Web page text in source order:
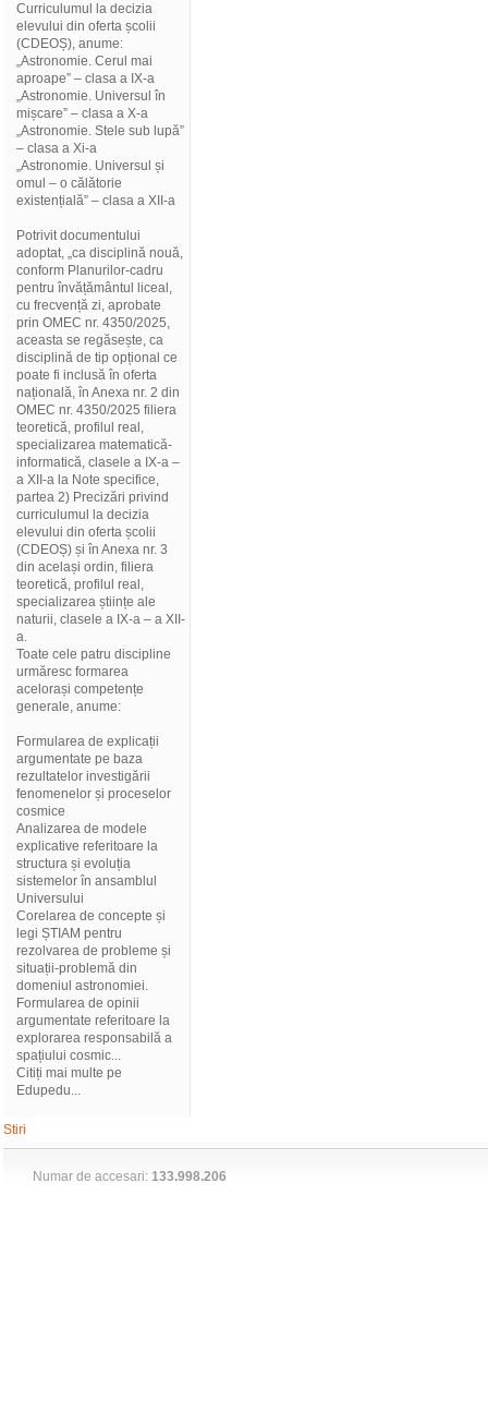
Curriculumul la decizia
elevului din oferta școlii
(CDEOȘ), anume:
„Astronomie. Cerul mai
aproape” – clasa a IX-a
„Astronomie. Universul în
mișcare” – clasa a X-a
„Astronomie. Stele sub lupă”
– clasa a Xi-a
„Astronomie. Universul și
omul – o călătorie
existențială” – clasa a XII-a
Potrivit documentului
adoptat, „ca disciplină nouă,
conform Planurilor-cadru
pentru învățământul liceal,
cu frecvență zi, aprobate
prin OMEC nr. 4350/2025,
aceasta se regăsește, ca
disciplină de tip opțional ce
poate fi inclusă în oferta
națională, în Anexa nr. 2 din
OMEC nr. 4350/2025 filiera
teoretică, profilul real,
specializarea matematică-
informatică, clasele a IX-a –
a XII-a la Note specifice,
partea 2) Precizări privind
curriculumul la decizia
elevului din oferta școlii
(CDEOȘ) și în Anexa nr. 3
din același ordin, filiera
teoretică, profilul real,
specializarea științe ale
naturii, clasele a IX-a – a XII-
a.
Toate cele patru discipline
urmăresc formarea
acelorași competențe
generale, anume:
Formularea de explicații
argumentate pe baza
rezultatelor investigării
fenomenelor și proceselor
cosmice
Analizarea de modele
explicative referitoare la
structura și evoluția
sistemelor în ansamblul
Universului
Corelarea de concepte și
legi ȘTIAM pentru
rezolvarea de probleme și
situații-problemă din
domeniul astronomiei.
Formularea de opinii
argumentate referitoare la
explorarea responsabilă a
spațiului cosmic...
Citiți mai multe pe
Edupedu...
Stiri
Numar de accesari: 133.998.206